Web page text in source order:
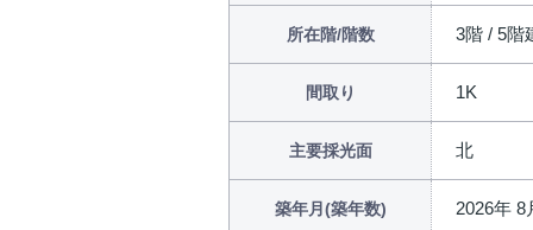
所在階/階数 3階 / 5階
間取り 1K
主要採光面 北
築年月(築年数) 2026年 8